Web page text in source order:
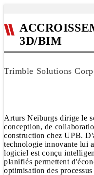
3D/BIM
Trimble Solutions
Arturs Neiburgs dirige le
conception, de
construction chez UPB.
technologie innovante lui
logiciel est conçu
planifiés permettent
optimisation des